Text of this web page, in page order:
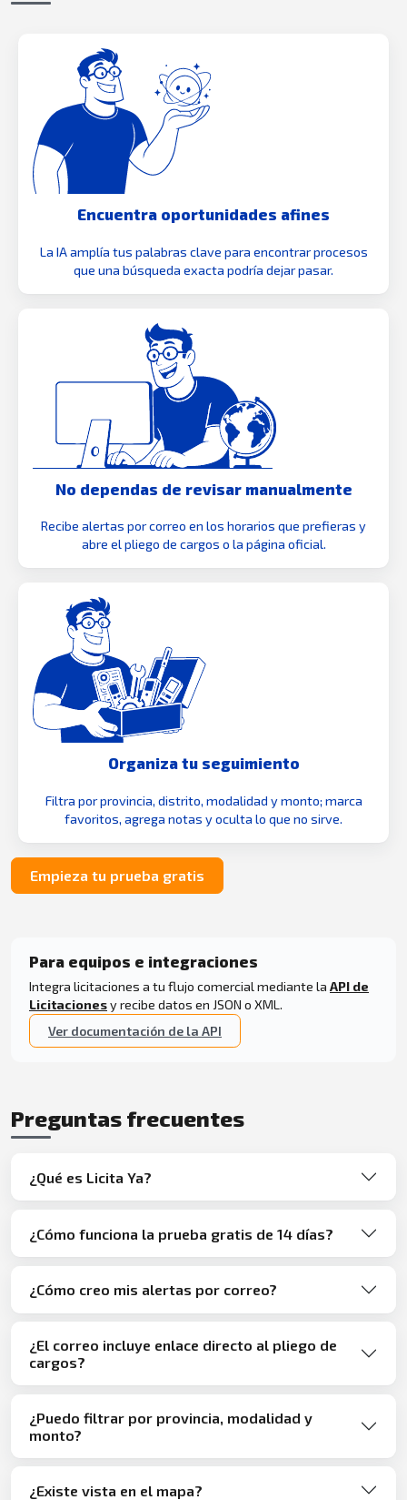
Encuentra oportunidades afines
La IA amplía tus palabras clave para encontrar procesos
que una búsqueda exacta podría dejar pasar.
No dependas de revisar manualmente
Recibe alertas por correo en los horarios que prefieras y
abre el pliego de cargos o la página oficial.
Organiza tu seguimiento
Filtra por provincia, distrito, modalidad y monto; marca
favoritos, agrega notas y oculta lo que no sirve.
Empieza tu prueba gratis
Para equipos e integraciones
Integra licitaciones a tu flujo comercial mediante la API de
Licitacionesy recibe datos en JSON o XML.
Ver documentación de la API
Preguntas frecuentes
¿Qué es Licita Ya?
¿Cómo funciona la prueba gratis de 14 días?
¿Cómo creo mis alertas por correo?
¿El correo incluye enlace directo al pliego de
cargos?
¿Puedo filtrar por provincia, modalidad y
monto?
¿Existe vista en el mapa?